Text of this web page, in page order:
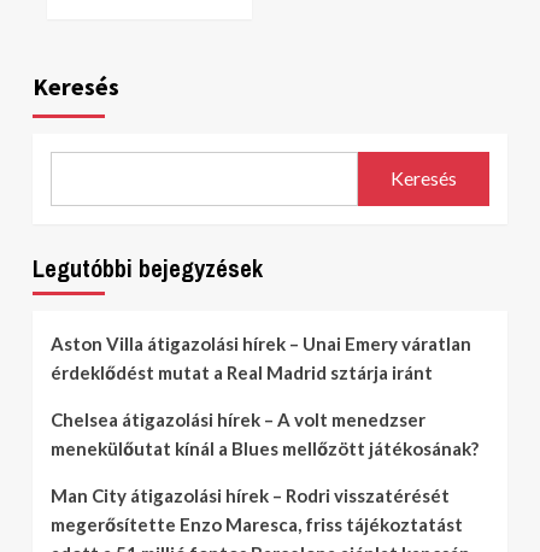
Keresés
Keresés
Legutóbbi bejegyzések
Aston Villa átigazolási hírek – Unai Emery váratlan
érdeklődést mutat a Real Madrid sztárja iránt
Chelsea átigazolási hírek – A volt menedzser
menekülőutat kínál a Blues mellőzött játékosának?
Man City átigazolási hírek – Rodri visszatérését
megerősítette Enzo Maresca, friss tájékoztatást